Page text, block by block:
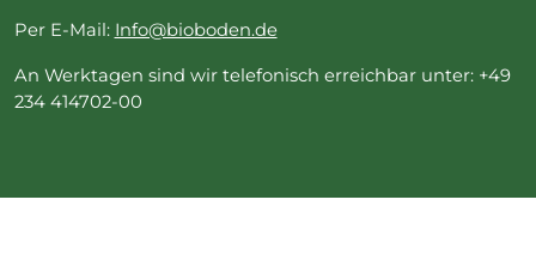
Per E-Mail: Info@bioboden.de
An Werktagen sind wir telefonisch erreichbar unter: +49
234 414702-00